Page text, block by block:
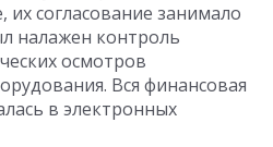
их согласование занимало
налажен контроль
осмотров
Вся финансовая
в электронных